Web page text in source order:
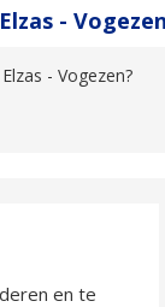
-
- Vogezen?
en te